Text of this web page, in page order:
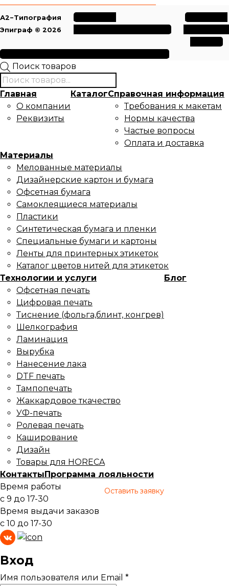
А2−Типография
Эпиграф © 2026
Политика
конфиденциальности
Политика
данных
Условия использования файлов cookie
Поиск товаров
Главная
О компании
Реквизиты
КаталогСправочная информация
Требования к макетам
Нормы качества
Частые вопросы
Оплата и доставка
Материалы
Мелованные материалы
Дизайнерские картон и бумага
Офсетная бумага
Самоклеящиеся материалы
Пластики
Синтетическая бумага и пленки
Специальные бумаги и картоны
Ленты для принтерных этикеток
Каталог цветов нитей для этикеток
Технологии и услуги
Офсетная печать
Цифровая печать
Тиснение (фольга,блинт, конгрев)
Шелкография
Ламинация
Вырубка
Нанесение лака
DTF печать
Тампопечать
Жаккардовое ткачество
УФ-печать
Ролевая печать
Каширование
Дизайн
Товары для HORECA
Блог
КонтактыПрограмма лояльности
Время работы
с 9 до 17-30
Время выдачи заказов
с 10 до 17-30
Оставить заявку
Вход
Имя пользователя или Email *